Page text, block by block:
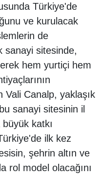
Türkiye'de
ve kurulacak
de
sanayi sitesinde,
hem yurtiçi hem
Vali Canalp, yaklaşık
sanayi sitesinin il
katkı
ilk kez
şehrin altın ve
rol model olacağını